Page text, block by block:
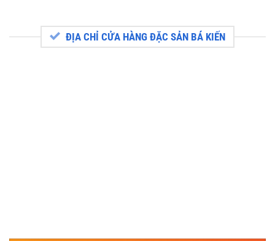
ĐỊA CHỈ CỬA HÀNG ĐẶC SẢN BÁ KIẾN